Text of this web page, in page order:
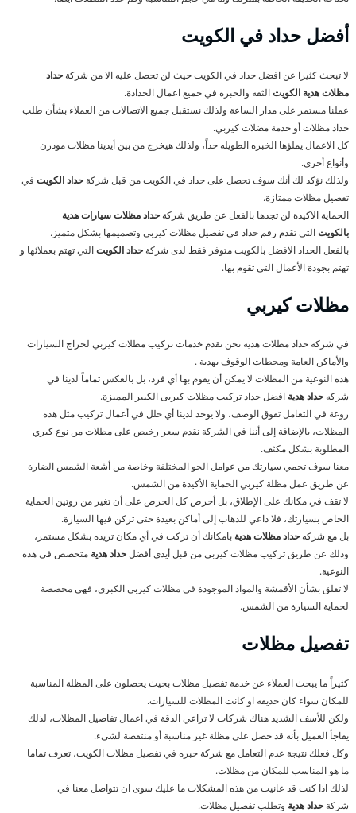
أفضل حداد في الكويت
لا تبحث كثيرا عن افضل حداد في الكويت حيث لن تحصل عليه الا من شركة حداد
مظلات هدية الكويتالثقه والخبره في جميع اعمال الحدادة.
عملنا مستمر على مدار الساعة ولذلك نستقبل جميع الاتصالات من العملاء بشأن طلب
حداد مظلات أو خدمة مضلات كيربي.
كل الاعمال يملؤها الخبره الطويله جداً، ولذلك هيخرج من بين أيدينا مظلات مودرن
وأنواع أخرى.
ولذلك نؤكد لك أنك سوف تحصل على حداد في الكويت من قبل شركة حداد الكويت في
تفصيل مظلات ممتازة.
الحماية الاكيدة لن تجدها بالفعل عن طريق شركة حداد مظلات سيارات هدية
بالكويتالتي تقدم رقم حداد في تفصيل مظلات كيربي وتصميمها بشكل متميز.
بالفعل الحداد الافضل بالكويت متوفر فقط لدى شركة حداد الكويتالتي تهتم بعملائها و
تهتم بجودة الأعمال التي تقوم بها.
مظلات كيربي
في شركه حداد مظلات هدية نحن نقدم خدمات تركيب مظلات كيربي لجراج السيارات
والأماكن العامة ومحطات الوقوف بهدية .
هذه النوعية من المظلات لا يمكن أن يقوم بها أي فرد، بل بالعكس تماماً لدينا في
شركه حداد هدية افضل حداد تركيب مظلات كيربى الكبير المميزة.
روعة في التعامل تفوق الوصف، ولا يوجد لدينا أي خلل في أعمال تركيب مثل هذه
المظلات، بالإضافة إلى أننا في الشركة نقدم سعر رخيص على مظلات من نوع كبري
المطلوبة بشكل مكثف.
معنا سوف تحمي سيارتك من عوامل الجو المختلفة وخاصة من أشعة الشمس الضارة
عن طريق عمل مظلة كيربي الحماية الأكيدة من الشمس.
لا تقف في مكانك على الإطلاق، بل أحرص كل الحرص على أن تغير من روتين الحماية
الخاص بسيارتك، فلا داعي للذهاب إلى أماكن بعيدة حتى تركن فيها السيارة.
بل مع شركه حداد مظلات هدية بامكانك أن تركت في أي مكان تريده بشكل مستمر،
وذلك عن طريق تركيب مظلات كيربي من قبل أيدي أفضلحداد هدية متخصص في هذه
النوعية.
لا تقلق بشأن الأقمشة والمواد الموجودة في مظلات كيربى الكبرى، فهي مخصصة
لحماية السيارة من الشمس.
تفصيل مظلات
كثيراً ما يبحث العملاء عن خدمة تفصيل مظلات بحيث يحصلون على المظلة المناسبة
للمكان سواء كان حديقه او كانت المظلات للسيارات.
ولكن للأسف الشديد هناك شركات لا تراعي الدقة في اعمال تفاصيل المظلات، لذلك
يفاجأ العميل بأنه قد حصل على مظلة غير مناسبة أو منتقصة لشيء.
وكل فعلك نتيجة عدم التعامل مع شركة خبره في تفصيل مظلات الكويت، تعرف تماما
ما هو المناسب للمكان من مظلات.
لذلك اذا كنت قد عانيت من هذه المشكلات ما عليك سوى ان تتواصل معنا في
شركة حداد هدية وتطلب تفصيل مظلات.